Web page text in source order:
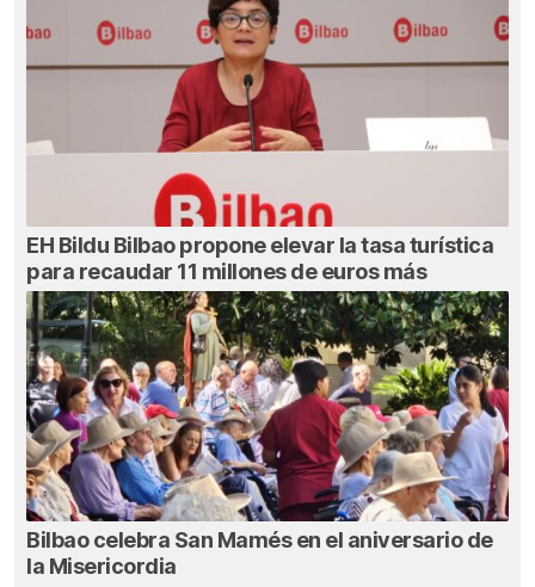
EH Bildu Bilbao propone elevar la tasa turística
para recaudar 11 millones de euros más
Bilbao celebra San Mamés en el aniversario de
la Misericordia